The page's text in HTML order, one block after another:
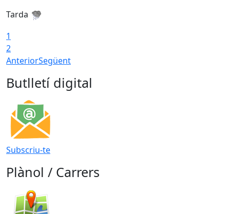
Tarda
1
2
AnteriorSegüent
Butlletí digital
Subscriu-te
Plànol / Carrers